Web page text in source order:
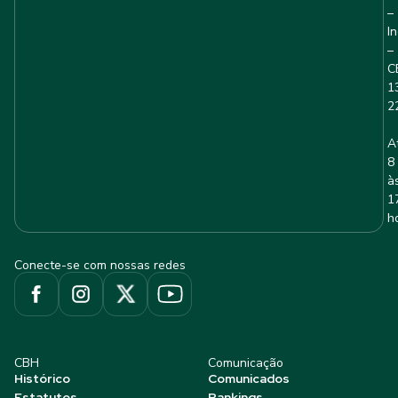
–
–
8
Conecte-se com nossas redes
CBH
Histórico
Comunicação
Comunicados